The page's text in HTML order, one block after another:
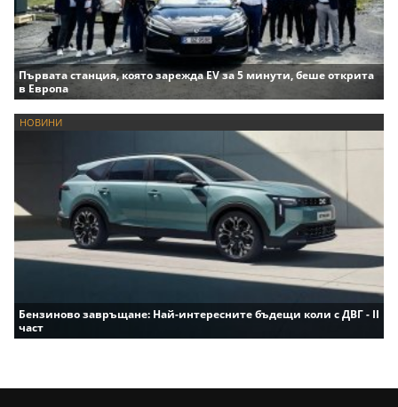
Първата станция, която зарежда EV за 5 минути, беше открита
в Европа
НОВИНИ
Бензиново завръщане: Най-интересните бъдещи коли с ДВГ - II
част